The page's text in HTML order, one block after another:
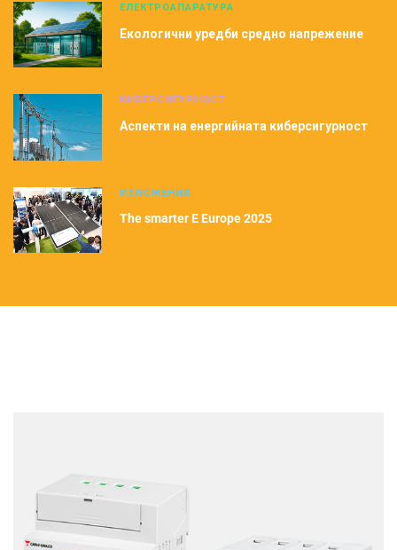
ЕЛЕКТРОАПАРАТУРА
Екологични уредби средно напрежение
КИБЕРСИГУРНОСТ
Аспекти на енергийната киберсигурност
ИЗЛОЖЕНИЯ
The smarter E Europe 2025